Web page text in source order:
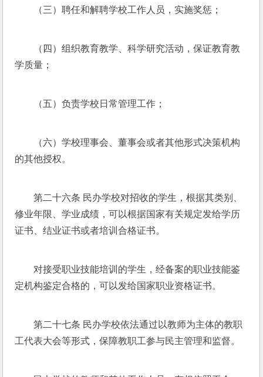
（三）聘任和解聘学校工作人员，实施奖惩；
（四）组织教育教学、科学研究活动，保证教育教
学质量；
（五）负责学校日常管理工作；
（六）学校理事会、董事会或者其他形式决策机构
的其他授权。
第二十六条 民办学校对招收的学生，根据其类别、
修业年限、学业成绩，可以根据国家有关规定发给学历
证书、结业证书或者培训合格证书。
对接受职业技能培训的学生，经备案的职业技能鉴
定机构鉴定合格的，可以发给国家职业资格证书。
第二十七条 民办学校依法通过以教师为主体的教职
工代表大会等形式，保障教职工参与民主管理和监督。